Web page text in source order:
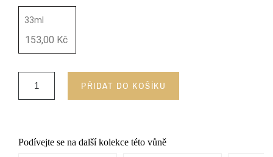
33ml
153,00 Kč
PŘIDAT DO KOŠÍKU
Podívejte se na další kolekce této vůně